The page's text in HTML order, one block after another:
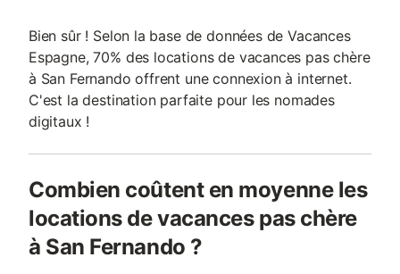
Bien sûr ! Selon la base de données de Vacances
Espagne, 70% des locations de vacances pas chère
à San Fernando offrent une connexion à internet.
C'est la destination parfaite pour les nomades
digitaux !
Combien coûtent en moyenne les
locations de vacances pas chère
à San Fernando ?